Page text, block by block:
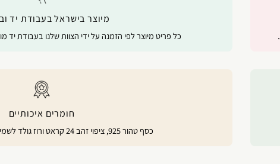
מיוצר בישראל בעבודת יד
כל פריט מיוצר לפי הזמנה על ידי הצוות שלנו בעבודת
חומרים איכותיים
כסף טהור 925, ציפוי זהב 24 קראט ורוז גולד לשמירה על ברק לאורך זמן.